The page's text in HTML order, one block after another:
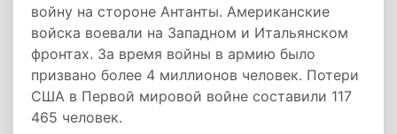
войну на стороне Антанты. Американские
войска воевали на Западном и Итальянском
фронтах. За время войны в армию было
призвано более 4 миллионов человек. Потери
США в Первой мировой войне составили 117
465 человек.